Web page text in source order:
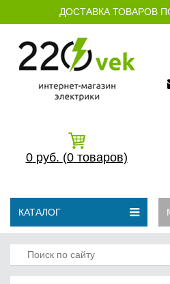
ДОСТАВКА ТОВАРОВ
0 руб. (0 товаров)
КАТАЛОГ